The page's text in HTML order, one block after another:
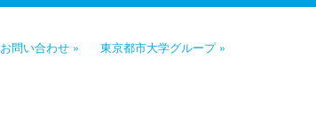
お問い合わせ » 東京都市大学グループ »